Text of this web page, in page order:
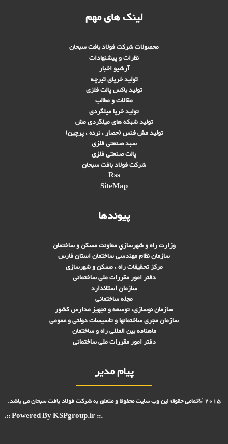
لینک های مهم
محصولات شرکت فولاد بافت سبحان
نظرات و پیشنهادات
آرشیو اخبار
تولید خرپای تیرچه
تولید باکس پالت فلزی
مقالات و مطالب
تولید خرپا میلگردی
تولید شبکه های ميلگردی مش
تولید مش فنس (حصار ، نرده ، پرچین)
سبد صنعتی فلزی
پالت صنعتی فلزی
شرکت فولاد بافت سبحان
Rss
SiteMap
پیوندها
وزارت راه و شهرسازي معاونت مسکن و ساختمان
سازمان نظام مهندسی ساختمان استان فارس
مرکز تحقیقات راه ، مسکن و شهرسازی
دفتر امور مقررات ملی ساختمانی
سازمان استاندارد
مجله ساختمانی
سازمان نوسازی، توسعه و تجهیز مدارس کشور
سازمان مجری ساختمانها و تاسيسات دولتی و عمومی
ماهنامه بین المللی راه و ساختمان
دفتر امور مقررات ملی ساختمانی
پیام مدیر
2015 ©تمامی حقوق این وب سایت محفوظ و متعلق به شرکت فولاد بافت سبحان می باشد.
.:: Powered By KSPgroup.ir ::.